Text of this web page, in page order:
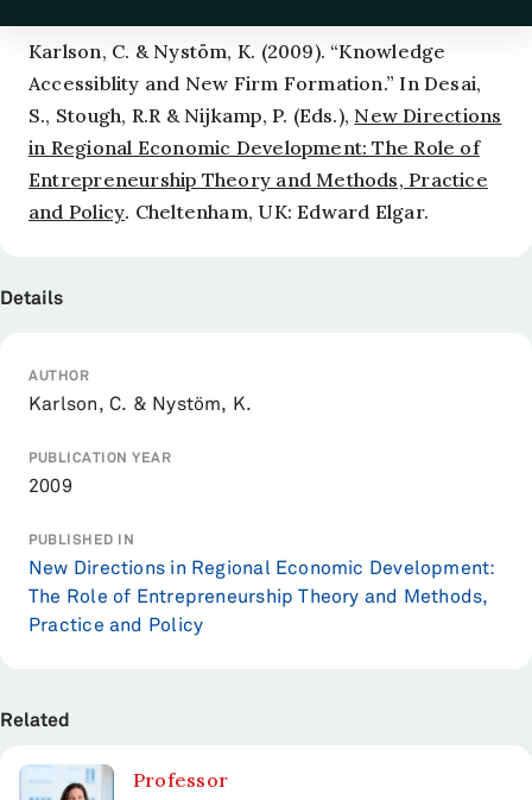
Karlson, C. & Nystöm, K. (2009). “Knowledge
Accessiblity and New Firm Formation.” In Desai,
S., Stough, R.R & Nijkamp, P. (Eds.), New Directions
in Regional Economic Development: The Role of
Entrepreneurship Theory and Methods, Practice
and Policy. Cheltenham, UK: Edward Elgar.
Details
AUTHOR
Karlson, C. & Nystöm, K.
PUBLICATION YEAR
2009
PUBLISHED IN
New Directions in Regional Economic Development:
The Role of Entrepreneurship Theory and Methods,
Practice and Policy
Related
Professor